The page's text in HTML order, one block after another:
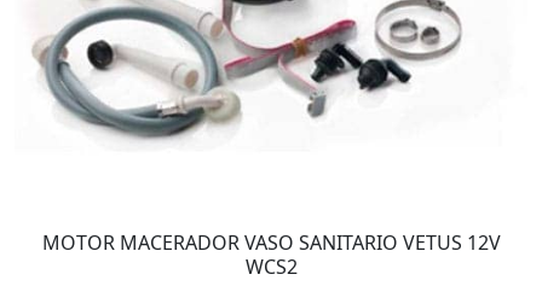
MOTOR MACERADOR VASO SANITARIO VETUS 12V
WCS2